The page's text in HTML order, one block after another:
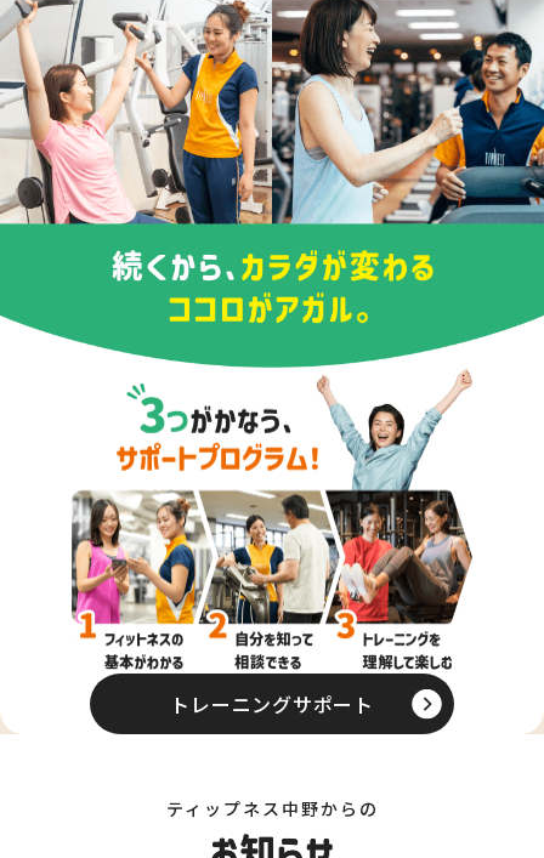
館内は室内用・外用シューズいずれもご利用いた
だけます。
※４Fスタジオ・３Fマルチスペース（人工芝）
は、外用シューズ不可エリアとなります。
ください。
注意事項
安全性確保のため、各クラスには定員を設けておりま
す。
安全上の理由により、レッスン開始後の途中入場・退場
はご遠慮頂いております。
アクアレッスン実施時間でも、プールのフリー遊泳コー
プログラムの参加にオプション購入が必要な店舗がござ
トレーニングサポート
ティップネス中野からの